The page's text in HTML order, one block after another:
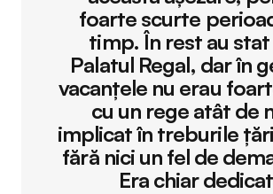
foarte scurte
timp. În rest au stat
Palatul Regal, dar în
vacanțele nu erau
cu un rege atât de
implicat în treburile
fără nici un fel de
Era chiar